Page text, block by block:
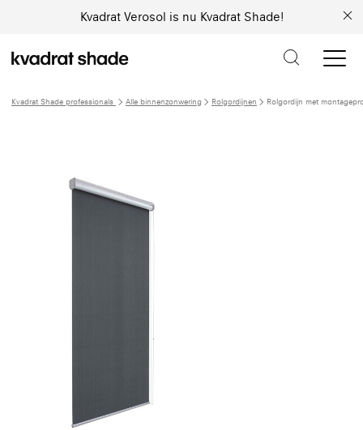
Kvadrat Verosol is nu Kvadrat Shade!
Kvadrat Shade professionals Alle binnenzonwering Rolgordijnen Rolgordijn met